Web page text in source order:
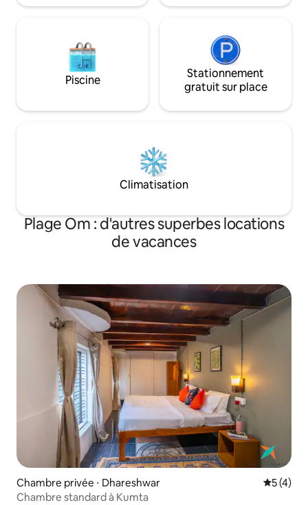
proximité, vous êtes toujours proche de
Piscine
Stationnement
gratuit sur place
Climatisation
Plage Om : d'autres superbes locations
de vacances
Chambre privée ⋅ Dhareshwar
5 (4)
Chambre standard à Kumta